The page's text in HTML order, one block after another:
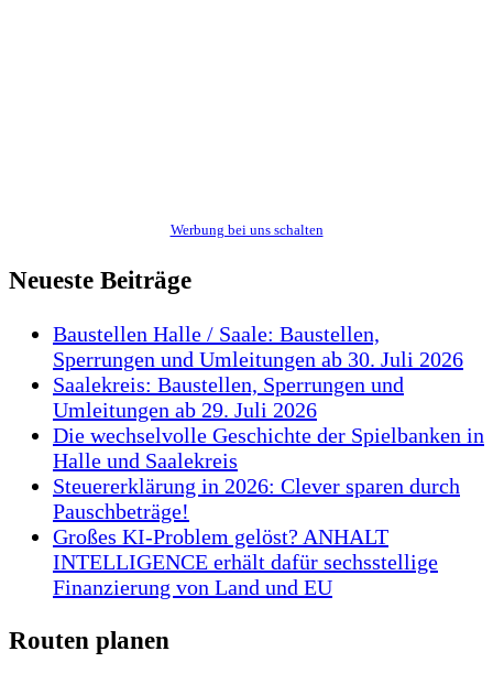
Werbung bei uns schalten
Neueste Beiträge
Baustellen Halle / Saale: Baustellen,
Sperrungen und Umleitungen ab 30. Juli 2026
Saalekreis: Baustellen, Sperrungen und
Umleitungen ab 29. Juli 2026
Die wechselvolle Geschichte der Spielbanken in
Halle und Saalekreis
Steuererklärung in 2026: Clever sparen durch
Pauschbeträge!
Großes KI-Problem gelöst? ANHALT
INTELLIGENCE erhält dafür sechsstellige
Finanzierung von Land und EU
Routen planen